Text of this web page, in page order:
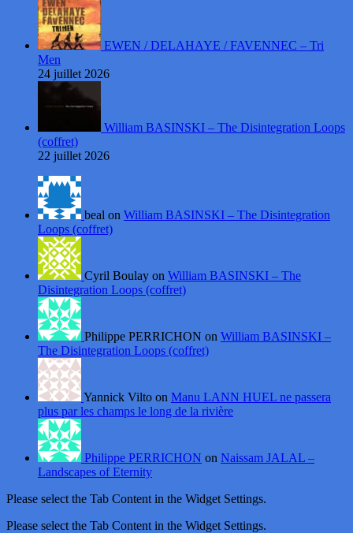
EWEN / DELAHAYE / FAVENNEC – Tri
Men
24 juillet 2026
William BASINSKI – The Disintegration Loops
(coffret)
22 juillet 2026
beal on William BASINSKI – The Disintegration
Loops (coffret)
Cyril Boulay on William BASINSKI – The
Disintegration Loops (coffret)
Philippe PERRICHON on William BASINSKI –
The Disintegration Loops (coffret)
Yannick Vilto on Manu LANN HUEL ne passera
plus par les champs le long de la rivière
Philippe PERRICHON on Naissam JALAL –
Landscapes of Eternity
Please select the Tab Content in the Widget Settings.
Please select the Tab Content in the Widget Settings.